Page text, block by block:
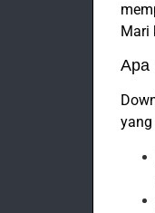
Mari
Apa